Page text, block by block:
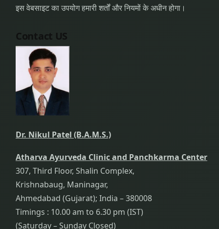
इस वेबसाइट का उपयोग हमारी शर्तों और नियमों के अधीन होगा।
Contact US
Dr. Nikul Patel (B.A.M.S.)
Atharva Ayurveda Clinic and Panchkarma Center
307, Third Floor, Shalin Complex,
Krishnabaug, Maninagar,
Ahmedabad (Gujarat); India – 380008
Timings : 10.00 am to 6.30 pm (IST)
(Saturday – Sunday Closed)